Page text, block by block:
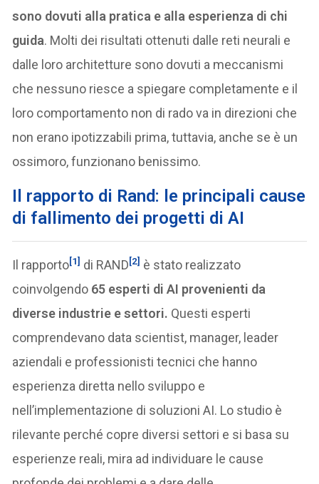
sono dovuti alla pratica e alla esperienza di chi
guida. Molti dei risultati ottenuti dalle reti neurali e
dalle loro architetture sono dovuti a meccanismi
che nessuno riesce a spiegare completamente e il
loro comportamento non di rado va in direzioni che
non erano ipotizzabili prima, tuttavia, anche se è un
ossimoro, funzionano benissimo.
Il rapporto di Rand: le principali cause
di fallimento dei progetti di AI
Il rapporto[1] di RAND[2] è stato realizzato
coinvolgendo 65 esperti di AI provenienti da
diverse industrie e settori. Questi esperti
comprendevano data scientist, manager, leader
aziendali e professionisti tecnici che hanno
esperienza diretta nello sviluppo e
nell’implementazione di soluzioni AI. Lo studio è
rilevante perché copre diversi settori e si basa su
esperienze reali, mira ad individuare le cause